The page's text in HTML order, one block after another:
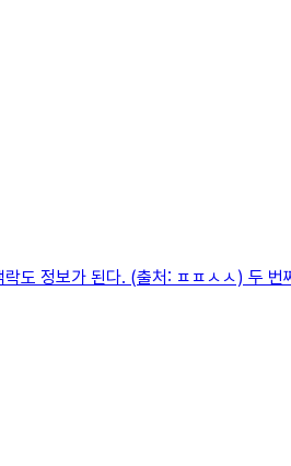
도 정보가 된다. (출처: ㅍㅍㅅㅅ) 두 번